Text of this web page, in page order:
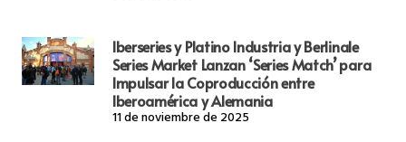
Iberseries y Platino Industria y Berlinale
Series Market Lanzan ‘Series Match’ para
Impulsar la Coproducción entre
Iberoamérica y Alemania
11 de noviembre de 2025